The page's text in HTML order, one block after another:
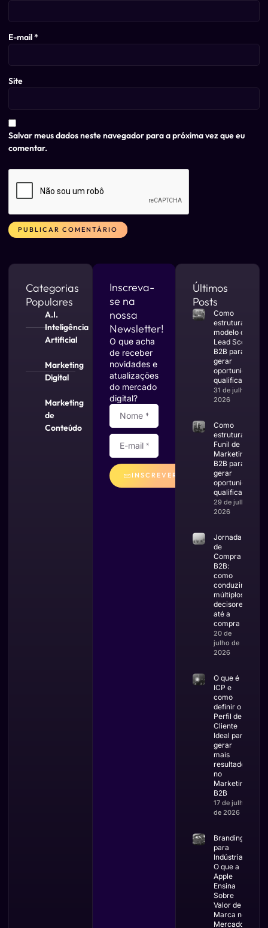
E-mail*
Site
Salvar meus dados neste navegador para a próxima vez que eu
comentar.
Categorias
Populares
A.I.
Inteligência
Artificial
Marketing
Digital
Marketing
de
Conteúdo
Inscreva-
se na
nossa
Newsletter!
O que acha
de receber
novidades e
atualizações
do mercado
digital?
INSCREVER
Últimos
Posts
Como
estruturar um
modelo de
Lead Scoring
B2B para
gerar
oportunidades
qualificadas
31 de julho de
2026
Como
estruturar um
Funil de
Marketing
B2B para
gerar
oportunidades
qualificadas
29 de julho de
2026
Jornada
de
Compra
B2B:
como
conduzir
múltiplos
decisores
até a
compra
20 de
julho de
2026
O que é
ICP e
como
definir o
Perfil de
Cliente
Ideal para
gerar
mais
resultados
no
Marketing
B2B
17 de julho
de 2026
Branding
para
Indústrias:
O que a
Apple
Ensina
Sobre
Valor de
Marca no
Mercado